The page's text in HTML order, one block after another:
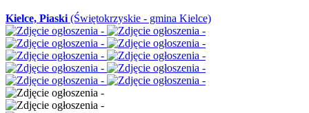
Kielce, Piaski (Świętokrzyskie - gmina Kielce)